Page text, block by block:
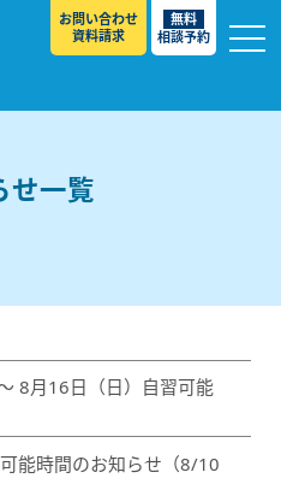
お問い合わせ
資料請求
無料
相談予約
大曲駅前校／本荘校／湯沢
その他
推薦入試 ］／大学入試［ 共通テ
せ一覧
8月16日（日）自習可能
可能時間のお知らせ（8/10